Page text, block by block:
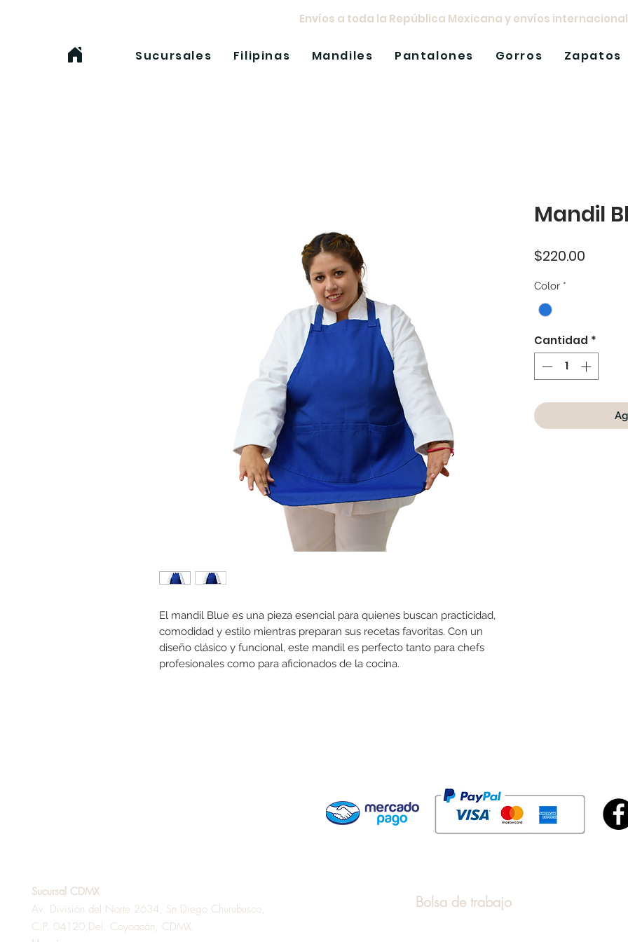
Envíos a toda la República Mexicana y envíos
El mandil Blue es una pieza esencial para quienes buscan practicidad,
comodidad y estilo mientras preparan sus recetas favoritas. Con un
diseño clásico y funcional, este mandil es perfecto tanto para chefs
profesionales como para aficionados de la cocina.
Mandil
$220.00
Color *
Cantidad *
Sucursales Filipinas Mandiles Pantalones Gorros Zapatos
Sucursal CDMX
Av. División del Norte 2634, Sn Diego Churubusco,
C.P. 04120,Del. Coyoacán, CDMX.
Bolsa de trabajo